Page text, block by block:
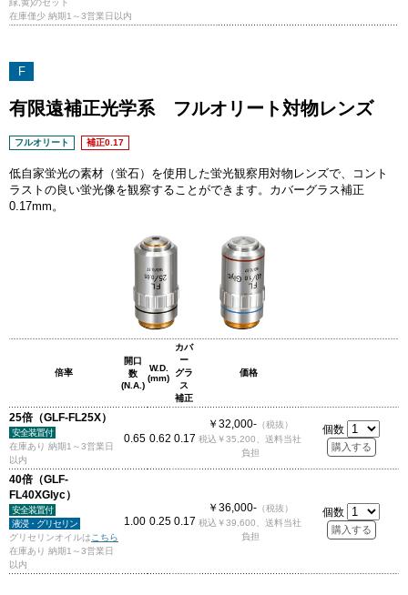
緑,黄)のセット
在庫僅少 納期1～3営業日以内
F
有限遠補正光学系 フルオリート対物レンズ
フルオリート 補正0.17
低自家蛍光の素材（蛍石）を使用した蛍光観察用対物レンズで、コント
ラストの良い蛍光像を観察することができます。カバーグラス補正
0.17mm。
倍率
開口
数
(N.A.)
W.D.
(mm)
カバ
ー
グラ
ス
補正
価格
25倍（GLF-FL25X）
安全装置付
在庫あり 納期1～3営業日
以内
0.65 0.62 0.17
￥32,000-（税抜）
税込￥35,200、送料当社
負担
個数
40倍（GLF-
FL40XGlyc）
安全装置付
液浸・グリセリン
グリセリンオイルは こちら
在庫あり 納期1～3営業日
以内
1.00 0.25 0.17
￥36,000-（税抜）
税込￥39,600、送料当社
負担
個数